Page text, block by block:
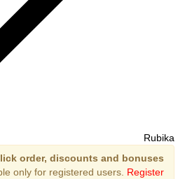
Rubika
order, discounts and bonuses
only for registered users. Register